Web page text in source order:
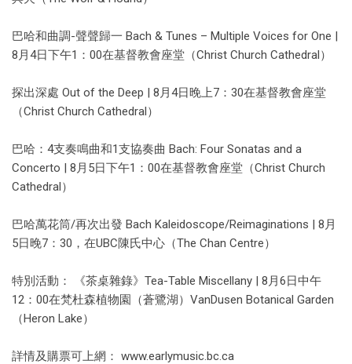
巴哈和曲調-聲聲歸一 Bach & Tunes – Multiple Voices for One |
8月4日下午1：00在基督教會座堂（Christ Church Cathedral）
探出深處 Out of the Deep | 8月4日晚上7：30在基督教會座堂
（Christ Church Cathedral）
巴哈：4支奏鳴曲和1支協奏曲 Bach: Four Sonatas and a
Concerto | 8月5日下午1：00在基督教會座堂（Christ Church
Cathedral）
巴哈萬花筒/再次出發 Bach Kaleidoscope/Reimaginations | 8月
5日晚7：30，在UBC陳氏中心（The Chan Centre）
特別活動： 《茶桌雜錄》Tea-Table Miscellany | 8月6日中午
12：00在梵杜森植物園（蒼鷺湖）VanDusen Botanical Garden
（Heron Lake）
詳情及購票可上網： www.earlymusic.bc.ca